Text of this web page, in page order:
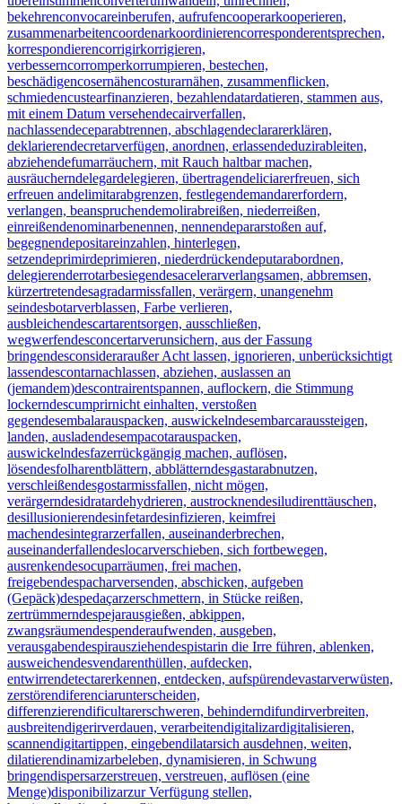
bekehrenconvocareinberufen, aufrufencooperarkooperieren,
zusammenarbeitencoordenarkoordinierencorresponderentsprechen,
korrespondierencorrigirkorrigieren,
verbesserncorromperkorrumpieren, bestechen,
beschädigencosernähencosturarnähen, zusammenflicken,
schmiedencustearfinanzieren, bezahlendatardatieren, stammen aus,
mit einem Datum versehendecairverfallen,
nachlassendeceparabtrennen, abschlagendeclararerklären,
deklarierendecretarverfügen, anordnen, erlassendeduzirableiten,
abziehendefumarräuchern, mit Rauch haltbar machen,
ausräucherndelegardelegieren, übertragendeliciarerfreuen, sich
erfreuen andelimitarabgrenzen, festlegendemandarerfordern,
verlangen, beanspruchendemolirabreißen, niederreißen,
einreißendenominarbenennen, nennendepararstoßen auf,
begegnendepositareinzahlen, hinterlegen,
setzendeprimirdeprimieren, niederdrückendeputarabordnen,
delegierenderrotarbesiegendesacelerarverlangsamen, abbremsen,
kürzertretendesagradarmissfallen, verärgern, unangenehm
seindesbotarverblassen, Farbe verlieren,
ausbleichendescartarentsorgen, ausschließen,
wegwerfendesconcertarverunsichern, aus der Fassung
bringendesconsideraraußer Acht lassen, ignorieren, unberücksichtigt
lassendescontarnachlassen, abziehen, auslassen an
(jemandem)descontrairentspannen, auflockern, die Stimmung
lockerndescumprirnicht einhalten, verstoßen
gegendesembalarauspacken, auswickelndesembarcaraussteigen,
landen, ausladendesempacotarauspacken,
auswickelndesfazerrückgängig machen, auflösen,
lösendesfolharentblättern, abblätterndesgastarabnutzen,
verschleißendesgostarmissfallen, nicht mögen,
verärgerndesidratardehydrieren, austrocknendesiludirenttäuschen,
desillusionierendesinfetardesinfizieren, keimfrei
machendesintegrarzerfallen, auseinanderbrechen,
auseinanderfallendeslocarverschieben, sich fortbewegen,
ausrenkendesocuparräumen, frei machen,
freigebendespacharversenden, abschicken, aufgeben
(Gepäck)despedaçarzerschmettern, in Stücke reißen,
zertrümmerndespejarausgießen, abkippen,
zwangsräumendespenderaufwenden, ausgeben,
verausgabendespirausziehendespistarin die Irre führen, ablenken,
ausweichendesvendarenthüllen, aufdecken,
entwirrendetectarerkennen, entdecken, aufspürendevastarverwüsten,
zerstörendiferenciarunterscheiden,
differenzierendificultarerschweren, behinderndifundirverbreiten,
ausbreitendigerirverdauen, verarbeitendigitalizardigitalisieren,
scannendigitartippen, eingebendilatarsich ausdehnen, weiten,
dilatierendinamizarbeleben, dynamisieren, in Schwung
bringendispersarzerstreuen, verstreuen, auflösen (eine
Menge)disponibilizarzur Verfügung stellen,